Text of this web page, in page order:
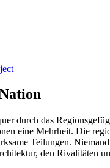
durch das
eine Mehrheit. Die
Teilungen.
den Rivalitäten